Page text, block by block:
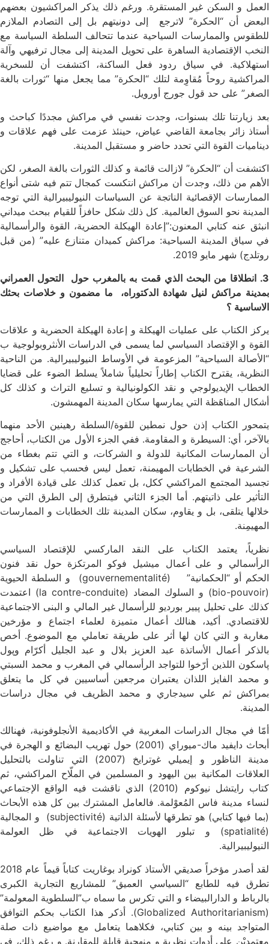
العمل و السكن غير المستقرة. ورغم ذلك يذكر المراكشيون بعضهم
البعض أن “الحكرة” لاترجع إلى دونيتهم بل إلى التصادم الملازم
للطقوس والممارسات السياحية عندما تتحالف السلطة السياسة مع
النخب الإقتصادية الساهرة على تحويل المدينة إلى مجال ترفيهي وآلة
استهلاكية. في سياق ردود فعل الساكنة، اكتشفت أن للسخرية
المراكشية روحاً مُقاوِمة لتلك “الحكرة” مما يجعل منها “ثورات بالغة
الصغر” على حد قول جورج أورويل.
بعد زيارتنا تلك بسنوات، وجدت نفسي في مراكش مجددًا كباحث و
أستاذ زائر بجامعة القاضي عياض، حينئذ عزمت على فهم علاقات و
ديناميات القوة التي تحدد حاضر و مستقبل المدينة.
اكتشفت أن “الحكرة” لازالت قائمة و كذلك الثورات بالغة الصغر، لكن
الأهم من ذلك، وجدت أن مراكش انتكست كمجال تتم فيه شتى أنواع
الممارسات الإقصائية الناتجة عن السياسات النيوليبيرالية التي توجه
المدينة نحو السوق العالمية. كل ذلك شكل حافزاً للقيام ببحث ميداني
انبثق عنه كتابي المعنون:”إعادة الهيكلة الحضرية، القوة والرأسمالية
في سياق المدينة السياحية: مراكش كميدان متنازع عليه” (من قبل
روتلدج) شهر مايو 2019.
3. انطلاقا من البحث الذي قمت به بالمغرب حول التحول العمراني
بمدينة مراكش لنيل شهادة الدكتوراه، ما مضمون و خلاصات بحثك
الاساسية ؟
يركز الكتاب على عمليات الهيكلة و إعادة الهيكلة الحضرية و علاقات
القوة و الإقتصاد السياسي لما يسمى في الدراسات الأنثروبولوجية ب
“الأصالة السياحية” المزعومة في الأوساط النيوليبيرالية. من الناحية
النظرية، يقترح الكتاب إطاراً تحليلياً شاملاً يسلط الضوء على قضايا
الخطاب الإيديولوجي و نقد الكولونيالية و تسليع التراث و كذلك كل
أشكال المناهَظة التي يمارسها سكان المدينة المهمشون.
يتمحور الكتاب إذن حول نمطين للقوة/السلطة رهينين الأحد منهما
بالآخر، أي: السيطرة و المقاومة. ففي الجزء الأول من الكتاب، أحاجج
أن الممارسات المكانية للدولة و الشركات، و التي تتم بغطاء من
الشرعية في الخطابات المهيمنة، تعمل ليس فحسب على تشكيل و
تجسيد المجتمع المراكشي ككل، بل تعمل كذلك على قيادة الأفراد و
التأثير على ذاتيتهم. أما الجزء الثاني فيتطرق إلى الطرق التي من
خلالها يتلقى، بل و يقاوم، سكان المدينة تلك الخطابات و الممارسات
المهيمِنة.
نظرياً، يعتمد الكتاب على النقد الماركسي للإقتصاد السياسي
الرأسمالي و على أعمال ميشيل فوكو المرتكزة حول نقد فنون
الحكم أو “الحكمانية” (gouvernementalité) و السلطة الحيوية
(bio-pouvoir) و السلوك المضاد (la contre-conduite) اعتمدت
كذلك على تحليل پيير بورديو للرأسمال غير المالي و البنى الاجتماعية
للاقتصادي. أكيد، هنالك أعمال متميزة لعلماء اجتماع و مؤرخين
مغاربة و التي كان لها أثر على طريقة تعاملي مع الموضوع. أخص
بالذكر أعمال الأساتذة عبد العزيز بلال و عبد الجليل أكرّام وپول
پاسكون اللذين أرّخوا للتواجد الرأسمالي في المغرب و محمد السبتي
و محمد الفايز اللذان يعتبران مرجعين أساسيين في كل ما يتعلق
بمراكش ثم علي سيدجاري و محمد الظريف في مجال دراسات
المدينة.
أمّا في مجال الدراسات المغربية في الأكاديمية الأنجلوفونية، فهنالك
أبحاث دايفيد ماك-ميوراي (2001) حول تهريب البضائع و الهجرة في
مدينة الناظور و إيميلي غوترايخ (2007) التي تناولت بالتحليل
العلاقات المكانية بين اليهود و المسلمين في الملّاح المراكشي، ثم
كتاب رايتشل نيوكوم (2010) الذي ناقشت فيه الواقع الإجتماعي
لنساء مدينة فاس المُعوْلمة. فالعامل المشترك بين كل هذه الأبحاث
(بما فيها كتابي) هو تطرقها لأسئلة الذاتية (subjectivité) و المجالية
(spatialité) و تبلور الهويات الاجتماعية في ظل العولمة
النيوليبيرالية.
لقد أصدر مؤخراً صديقي الأستاذ كونراد بوغاريت كتاباً قيماً عام 2018
تطرق فيه للطابع “السياسي العميق” للمشاريع التجارية الكبرى
بالرباط و الدارالبيضاء و التي تكرس ما سماه ب”السلطوية المعولمة”
(Globalized Authoritarianism). أذكر هذا الكتاب بحكم التوافق
المتواجد بينه و بين كتابي، فكلاهما يتعامل مع مواضيع ذات صلة
معتمديْن على أدوات نظرية و منهجية قابلة للمقارنة. و رغم ذلك، في